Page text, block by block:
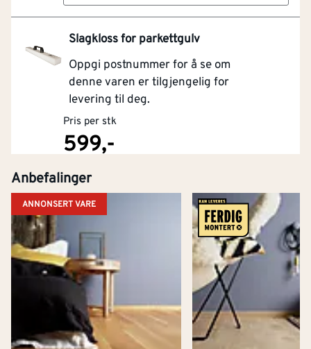
Slagkloss for parkettgulv
Oppgi postnummer for å se om
denne varen er tilgjengelig for
levering til deg.
Pris per stk
599,-
Kjøp
Anbefalinger
ANNONSERT VARE